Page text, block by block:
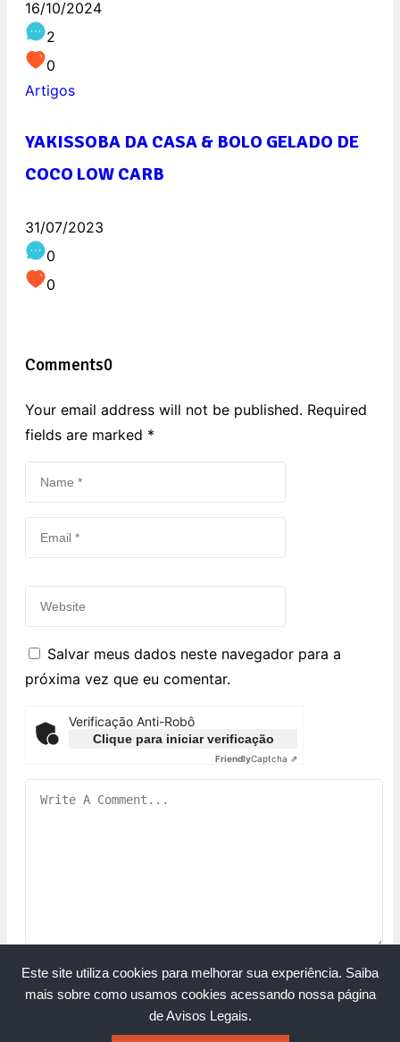
Este site utiliza cookies para melhorar sua experiência. Saiba
mais sobre como usamos cookies acessando nossa página
de Avisos Legais.
16/10/2024
2
0
Artigos
YAKISSOBA DA CASA & BOLO GELADO DE
COCO LOW CARB
31/07/2023
0
0
Comments0
Your email address will not be published. Required
fields are marked *
Salvar meus dados neste navegador para a
próxima vez que eu comentar.
Verificação Anti-Robô
Clique para iniciar verificação
FriendlyCaptcha ⇗